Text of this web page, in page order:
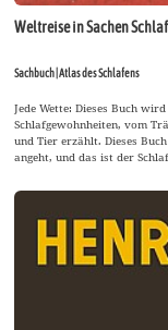
Weltreise in Sachen Schlaf
Sachbuch | Atlas des Schlafens
Jede Wette: Dieses Buch
Schlafgewohnheiten, vom
und Tier erzählt. Dieses
angeht, und das ist der